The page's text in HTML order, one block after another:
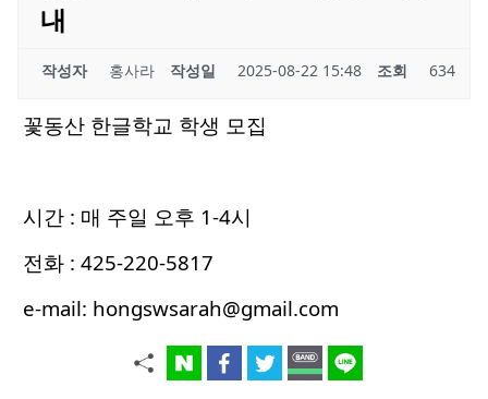
내
작성자 홍사라 작성일 2025-08-22 15:48 조회 634
꽃동산 한글학교 학생 모집
시간 : 매 주일 오후 1-4시
전화 : 425-220-5817
e-mail: hongswsarah@gmail.com